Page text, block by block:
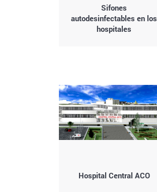
Sifones
autodesinfectables en los
hospitales
Hospital Central ACO